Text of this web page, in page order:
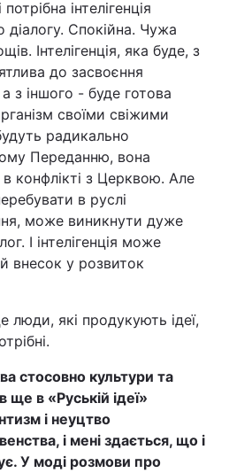
інтелігенція
діалогу. Спокійна. Чужа
Інтелігенція, яка буде, з
до засвоєння
з іншого - буде готова
своїми свіжими
радикально
Переданню, вона
конфлікті з Церквою. Але
в руслі
може виникнути дуже
І інтелігенція може
внесок у розвиток
люди, які продукують ідеї,
стосовно культури та
ще в «Руській ідеї»
і неуцтво
і мені здається, що і
У моді розмови про